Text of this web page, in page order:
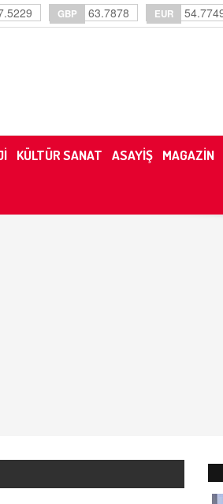
GBP 63.7878 EUR
KÜLTÜR SANAT ASAYİŞ MAGAZİN